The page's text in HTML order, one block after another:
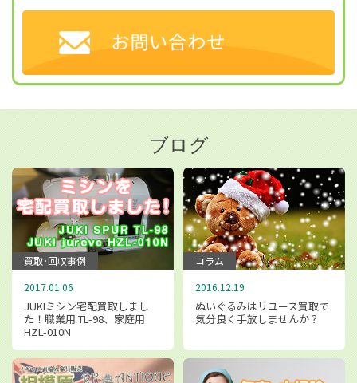
ブログ
買取･回収事例
2017.01.06
JUKIミシン宅配買取しまし
た！職業用 TL-98、家庭用
HZL-010N
コラム
2016.12.19
ぬいぐるみはリユース買取で
気分良く手放しませんか？